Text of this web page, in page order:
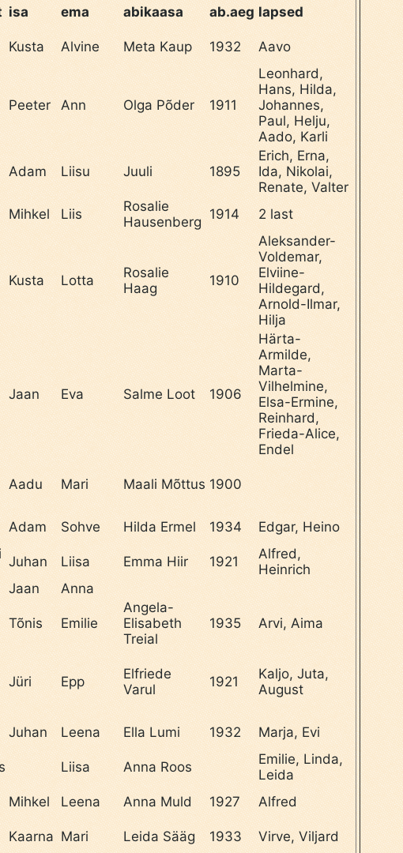
isa ema abikaasa ab.aeg lapsed
Kusta Alvine Meta Kaup 1932 Aavo
Peeter Ann Olga Põder 1911
Leonhard,
Hans, Hilda,
Johannes,
Paul, Helju,
Aado, Karli
Adam Liisu Juuli 1895
Erich, Erna,
Ida, Nikolai,
Renate, Valter
Mihkel Liis
Rosalie
Hausenberg 1914 2 last
Kusta Lotta
Rosalie
Haag
1910
Aleksander-
Voldemar,
Elviine-
Hildegard,
Arnold-Ilmar,
Hilja
Jaan Eva Salme Loot 1906
Härta-
Armilde,
Marta-
Vilhelmine,
Elsa-Ermine,
Reinhard,
Frieda-Alice,
Endel
Aadu Mari Maali Mõttus 1900
Adam Sohve Hilda Ermel 1934 Edgar, Heino
Juhan Liisa Emma Hiir 1921
Alfred,
Heinrich
Jaan Anna
Tõnis Emilie
Angela-
Elisabeth
Treial
1935 Arvi, Aima
Jüri Epp
Elfriede
Varul
1921
Kaljo, Juta,
August
Juhan Leena Ella Lumi 1932 Marja, Evi
Liisa Anna Roos
Emilie, Linda,
Leida
Mihkel Leena Anna Muld 1927 Alfred
Kaarna Mari Leida Sääg 1933 Virve, Viljard